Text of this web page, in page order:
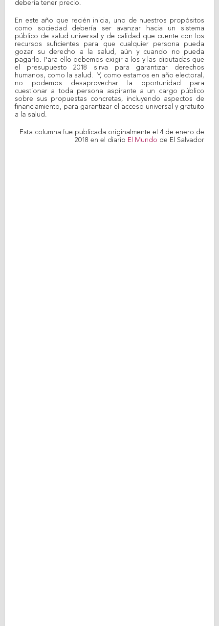
debería tener precio.
En este año que recién inicia, uno de nuestros propósitos
como sociedad debería ser avanzar hacia un sistema
público de salud universal y de calidad que cuente con los
recursos suficientes para que cualquier persona pueda
gozar su derecho a la salud, aún y cuando no pueda
pagarlo. Para ello debemos exigir a los y las diputadas que
el presupuesto 2018 sirva para garantizar derechos
humanos, como la salud. Y, como estamos en año electoral,
no podemos desaprovechar la oportunidad para
cuestionar a toda persona aspirante a un cargo público
sobre sus propuestas concretas, incluyendo aspectos de
financiamiento, para garantizar el acceso universal y gratuito
a la salud.
Esta columna fue publicada originalmente el 4 de enero de
2018 en el diario El Mundo de El Salvador